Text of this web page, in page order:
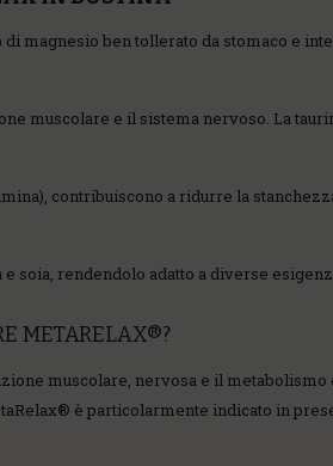
magnesio ben tollerato da stomaco e
muscolare e il sistema nervoso. La
contribuiscono a ridurre la
soia, rendendolo adatto a diverse
METARELAX®?
muscolare, nervosa e il metabolismo
è particolarmente indicato in